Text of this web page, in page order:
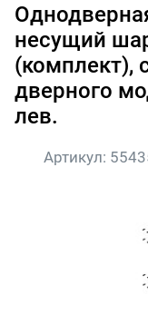
несущий
(комплект),
дверного
лев.
Артикул: